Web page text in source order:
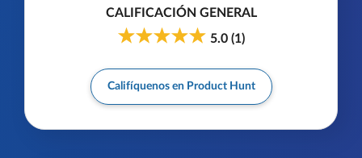
CALIFICACIÓN GENERAL
5.0(1)
Califíquenos en Product Hunt